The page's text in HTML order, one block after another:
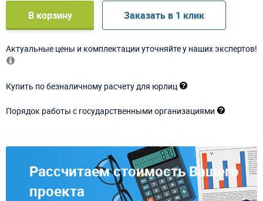
В корзину Заказать в 1 клик
Актуальные цены и комплектации уточняйте у наших экспертов!
Купить по безналичному расчету для юрлиц
Порядок работы с государственными организациями
Рассчитаем стоимость Вашего
проекта